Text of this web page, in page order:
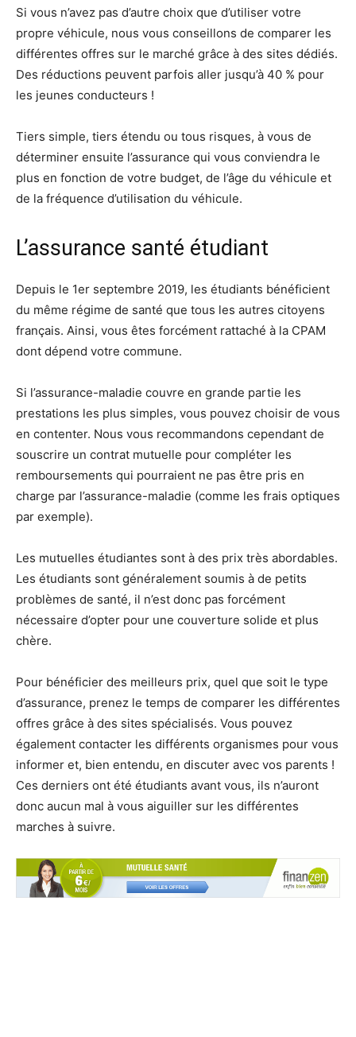
Si vous n’avez pas d’autre choix que d’utiliser votre
propre véhicule, nous vous conseillons de comparer les
différentes offres sur le marché grâce à des sites dédiés.
Des réductions peuvent parfois aller jusqu’à 40 % pour
les jeunes conducteurs !
Tiers simple, tiers étendu ou tous risques, à vous de
déterminer ensuite l’assurance qui vous conviendra le
plus en fonction de votre budget, de l’âge du véhicule et
de la fréquence d’utilisation du véhicule.
​L’assurance santé étudiant
Depuis le 1er septembre 2019, les étudiants bénéficient
du même régime de santé que tous les autres citoyens
français. Ainsi, vous êtes forcément rattaché à la CPAM
dont dépend votre commune.
Si l’assurance-maladie couvre en grande partie les
prestations les plus simples, vous pouvez choisir de vous
en contenter. Nous vous recommandons cependant de
souscrire un contrat mutuelle pour compléter les
remboursements qui pourraient ne pas être pris en
charge par l’assurance-maladie (comme les frais optiques
par exemple).
Les mutuelles étudiantes sont à des prix très abordables.
Les étudiants sont généralement soumis à de petits
problèmes de santé, il n’est donc pas forcément
nécessaire d’opter pour une couverture solide et plus
chère.
Pour bénéficier des meilleurs prix, quel que soit le type
d’assurance, prenez le temps de comparer les différentes
offres grâce à des sites spécialisés. Vous pouvez
également contacter les différents organismes pour vous
informer et, bien entendu, en discuter avec vos parents !
Ces derniers ont été étudiants avant vous, ils n’auront
donc aucun mal à vous aiguiller sur les différentes
marches à suivre.